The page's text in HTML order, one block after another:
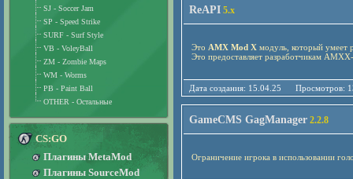
ReAPI 5.x
Это AMX Mod X модуль, который умеет
Это предоставляет разработчикам AMXX
Дата создания: 15.04.25
GameCMS GagManager 2.2.8
Ограничение игрока в использовании
SJ - Soccer Jam
SP - Speed Strike
SURF - Surf Style
VB - VoleyBall
ZM - Zombie Maps
WM - Worms
PB - Paint Ball
OTHER - Остальные
CS:GO
Плагины MetaMod
Плагины SourceMod